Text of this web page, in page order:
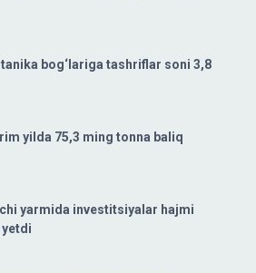
bog‘lariga tashriflar soni 3,8
yilda 75,3 ming tonna baliq
yarmida investitsiyalar hajmi
yetdi